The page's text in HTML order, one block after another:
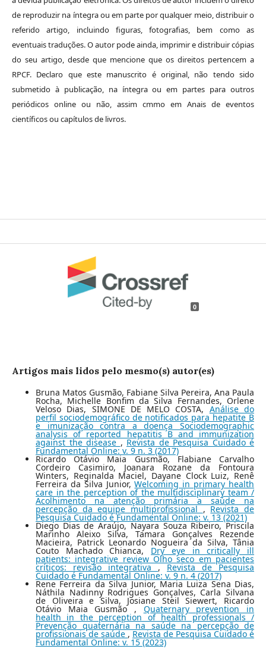
de reproduzir na íntegra ou em parte por qualquer meio, distribuir o
referido artigo, incluindo figuras, fotografias, bem como as
eventuais traduções. O autor pode ainda, imprimir e distribuir cópias
do seu artigo, desde que mencione que os direitos pertencem a
RPCF. Declaro que este manuscrito é original, não tendo sido
submetido à publicação, na íntegra ou em partes para outros
periódicos online ou não, assim cmmo em Anais de eventos
científicos ou capítulos de livros.
0
Artigos mais lidos pelo mesmo(s) autor(es)
Bruna Matos Gusmão, Fabiane Silva Pereira, Ana Paula
Rocha, Michelle Bonfim da Silva Fernandes, Orlene
Veloso Dias, SIMONE DE MELO COSTA, Análise do
perfil sociodemográfico de notificados para hepatite B
e imunização contra a doença Sociodemographic
analysis of reported hepatitis B and immunization
against the disease , Revista de Pesquisa Cuidado é
Fundamental Online: v. 9 n. 3 (2017)
Ricardo Otávio Maia Gusmão, Flabiane Carvalho
Cordeiro Casimiro, Joanara Rozane da Fontoura
Winters, Reginalda Maciel, Dayane Clock Luiz, Renê
Ferreira da Silva Junior,Welcoming in primary health
care in the perception of the multidisciplinary team /
Acolhimento na atenção primária a saúde na
percepção da equipe multiprofissional , Revista de
Pesquisa Cuidado é Fundamental Online: v. 13 (2021)
Diego Dias de Araújo, Nayara Souza Ribeiro, Priscila
Marinho Aleixo Silva, Tamara Gonçalves Rezende
Macieira, Patrick Leonardo Nogueira da Silva, Tânia
Couto Machado Chianca, Dry eye in critically ill
patients: integrative review Olho seco em pacientes
críticos: revisão integrativa , Revista de Pesquisa
Cuidado é Fundamental Online: v. 9 n. 4 (2017)
Rene Ferreira da Silva Junior, Maria Luiza Sena Dias,
Náthila Nadinny Rodrigues Gonçalves, Carla Silvana
de Oliveira e Silva, Josiane Steil Siewert, Ricardo
Otávio Maia Gusmão , Quaternary prevention in
health in the perception of health professionals /
Prevenção quaternária na saúde na percepção de
profissionais de saúde , Revista de Pesquisa Cuidado é
Fundamental Online: v. 15 (2023)